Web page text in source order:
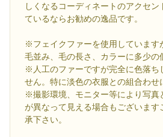
しくなるコーディネートのアクセン
ているならお勧めの逸品です。
※フェイクファーを使用しています
毛並み、毛の長さ、カラーに多少の
※人工のファーですが完全に色落ち
せん。特に淡色の衣服との組合わせ
※撮影環境、モニター等により写真
が異なって見える場合もございます
承下さい。